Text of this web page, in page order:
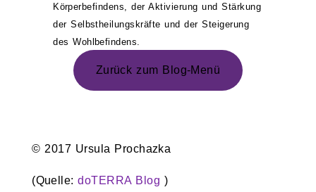
Körperbefindens, der Aktivierung und Stärkung
der Selbstheilungskräfte und der Steigerung
des Wohlbefindens.
Zurück zum Blog-Menü
© 2017 Ursula Prochazka
(Quelle:doTERRA Blog )